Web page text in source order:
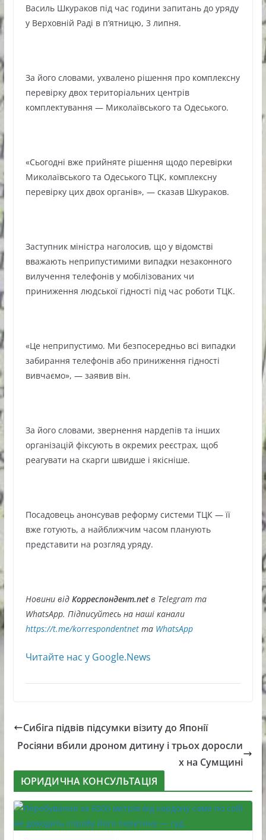
Василь Шкураков під час години запитань до уряду
у Верховній Раді в п’ятницю, 3 липня.
За його словами, ухвалено рішення про комплексну
перевірку двох територіальних центрів
комплектування — Миколаївського та Одеського.
«Сьогодні вже прийняте рішення щодо перевірки
Миколаївського та Одеського ТЦК, комплексну
перевірку цих двох органів», — сказав Шкураков.
Заступник міністра наголосив, що у відомстві
вважають неприпустимими випадки незаконного
вилучення телефонів у мобілізованих чи
приниження людської гідності під час роботи ТЦК.
«Це неприпустимо. Ми безпосередньо всі випадки
забирання телефонів або приниження гідності
вивчаємо», — заявив він.
За його словами, звернення нардепів та інших
організацій фіксують в окремих реєстрах, щоб
реагувати на скарги швидше і якісніше.
Посадовець анонсував реформу системи ТЦК — її
вже готують, а найближчим часом планують
представити на розгляд уряду.
Новини відКорреспондент.netв Telegram та
WhatsApp. Підписуйтесь на наші канали
https://t.me/korrespondentnetта WhatsApp
Читайте нас у Google.News
Сибіга підвів підсумки візиту до Японії
Росіяни вбили дроном дитину і трьох доросли
х на Сумщині
ЮРИДИЧНА КОНСУЛЬТАЦІЯ